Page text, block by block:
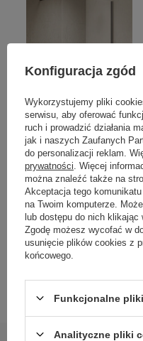
OKAZJA
NZ4 Parawan nawannowy
NESTA GUNMETAL
BRUSHED stały U 60x140
szkło czyste 8mm Active
Shield 2.0 - wsp.
równoległy
1 451,00 zł / szt.
Najniższa cena produktu w okresie
30 dni przed wprowadzeniem
Konfiguracja zgód
Wykorzystujemy pliki
serwisu, aby oferować
ruch i prowadzić działania
jak i naszych Zaufanych
do personalizacji reklam.
prywatności . Więcej
można znaleźć także na
Akceptacja tego
na Twoim komputerze.
lub dostępu do nich klikając
Zgodę możesz wycofać w
usunięcie plików cookies z
końcowego.
Funkcjonalne
Analityczne pliki